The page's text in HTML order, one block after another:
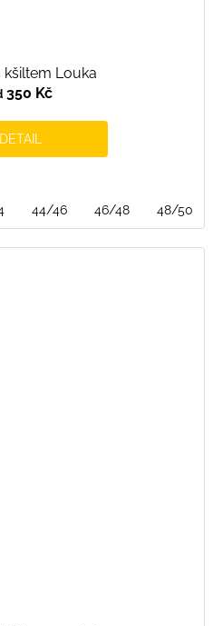
kšiltem Louka
350 Kč
DETAIL
44/46 46/48 48/50